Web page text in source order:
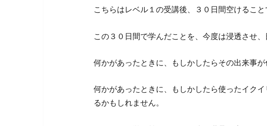
こちらはレベル１の受講後、３０日間空けること
この３０日間で学んだことを、今度は浸透させ、
何かがあったときに、もしかしたらその出来事が
何かがあったときに、もしかしたら使ったイク
るかもしれません。